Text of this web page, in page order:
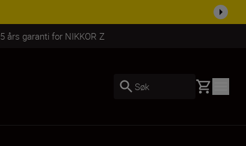
5 års garanti for NIKKOR Z
Søk Basket